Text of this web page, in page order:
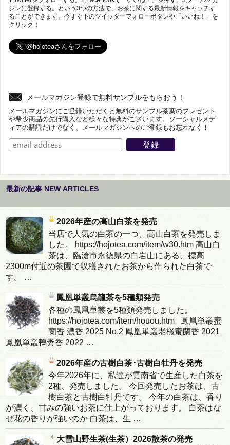
ジンに登録する。という3つの方法で、お茶に関する最新情報をキャッチす
ることができます。今すぐ下のツイッターフォローボタンや「いいね！」を
クリック！
メールマガジン登録で無料サンプルをもらおう！
メールマガジンにご登録いただくと無料のサンプル茶葉のプレゼント
や希少商品の先行購入など様々な特典がございます。ソーシャルメデ
ィアの購読だけでなく、メールマガジンへのご登録もお忘れなく！
最新の記事 NEW ARTICLES
2026年産の高山白茶を発売
当店で人気の白茶の一つ、高山白茶を発売しま
した。 https://hojotea.com/item/w30.htm 高山白
茶は、臨滄市永徳県の白岩山にある、標高
2300m付近の茶園で収穫されたお茶から作られた白茶で
す。 …
鳳凰単叢烏龍茶を5種類発売
各種の鳳凰単叢を5種類発売しました。
https://hojotea.com/item/houou.htm 鳳凰単叢蜜
蘭香 濃香 2025 No.2 鳳凰単叢老欉蜜蘭香 2021
鳳凰単叢鴨糞香 2022 …
2026年産の古樹白茶･古樹白牡丹を発売
今年2026年に、私達が雲南省で生産した白茶を
2種、発売しました。 今回発売したお茶は、古
樹白茶と古樹白牡丹です。 今年の白茶は、香り
が濃く、甘みの強いお茶に仕上がっております。 白茶はな
ぜ花の香りが強いのか 白茶は、生 …
大雪山野生茶(生茶）2026散茶の発売